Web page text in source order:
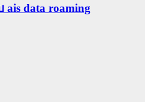
ais data roaming